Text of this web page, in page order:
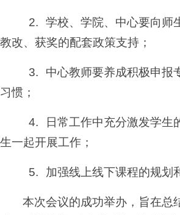
2.
学校、学院、中心要向师
教改、获奖的配套政策支持；
3.
中心教师要养成积极申报
习惯；
4.
日常工作中充分激发学生
生一起开展工作；
5. 加强线上线下课程的规划
本次会议的成功举办，旨在总